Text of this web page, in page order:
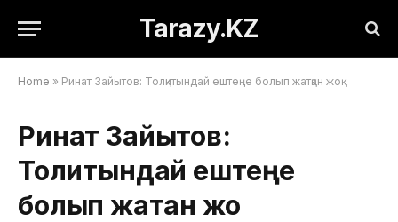
Tarazy.KZ
Home » Ринат Зайытов: Толқитындай ештеңе болып жатқан жоқ
Ринат Зайытов:
Толқитындай ештеңе
болып жатқан жоқ